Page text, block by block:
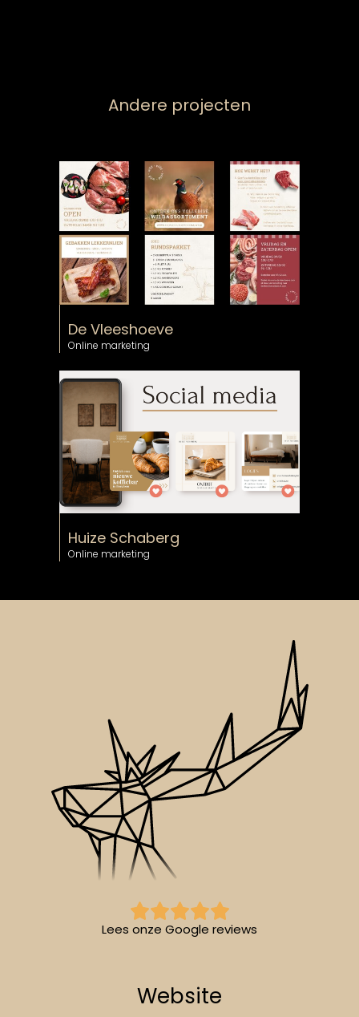
Andere projecten
De Vleeshoeve
Online marketing
Huize Schaberg
Online marketing
Lees onze Google reviews
Website